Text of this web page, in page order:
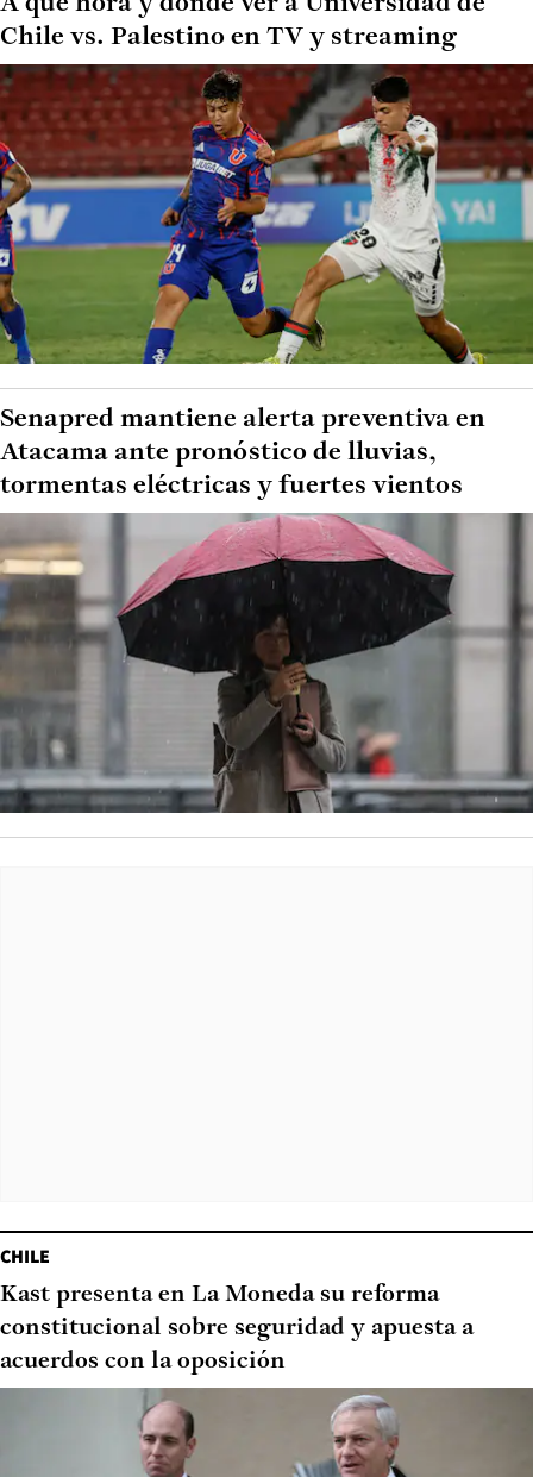
Chile vs. Palestino en TV y streaming
Senapred mantiene alerta preventiva en
Atacama ante pronóstico de lluvias,
tormentas eléctricas y fuertes vientos
CHILE
Kast presenta en La Moneda su reforma
constitucional sobre seguridad y apuesta a
acuerdos con la oposición